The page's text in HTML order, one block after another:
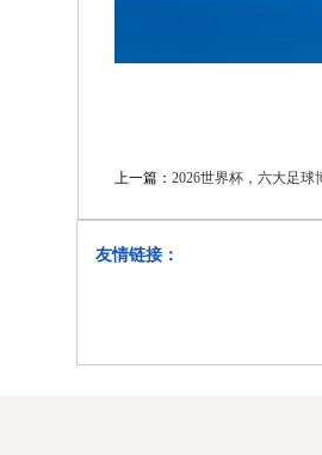
上一篇： 2026世界杯，六大足
友情链接：